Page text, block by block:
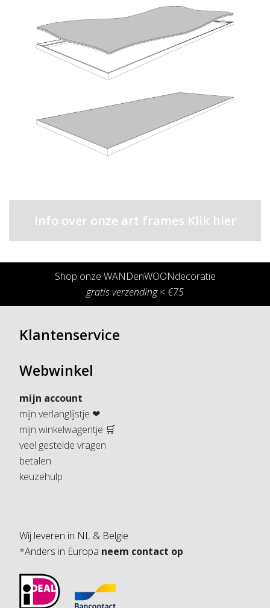
Info over onze art frames Klik hier
Shop onze WANDenWOONdecoratie
gratis verzending < €75
Klantenservice
Webwinkel
mijn account
mijn verlanglijstje ❤
mijn winkelwagentje 🛒
veel gestelde vragen
betalen
keuzehulp
Wij leveren in NL & Belgie
*Anders in Europa neem contact op